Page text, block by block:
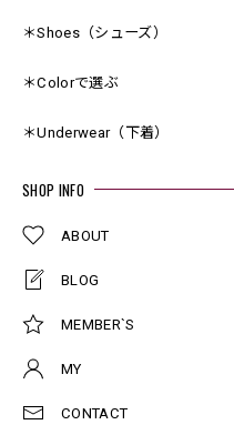
＊Shoes（シューズ）
＊Colorで選ぶ
＊Underwear（下着）
SHOP INFO
ABOUT
BLOG
MEMBER`S
MY
CONTACT